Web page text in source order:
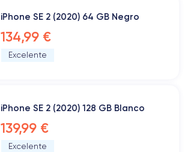
iPhone SE 2 (2020) 64 GB Negro
134,99 €
Excelente
iPhone SE 2 (2020) 128 GB Blanco
139,99 €
Excelente